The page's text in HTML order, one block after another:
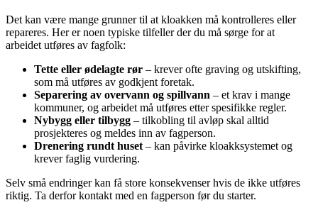
Det kan være mange grunner til at kloakken må kontrolleres eller
repareres. Her er noen typiske tilfeller der du må sørge for at
arbeidet utføres av fagfolk:
Tette eller ødelagte rør – krever ofte graving og utskifting,
som må utføres av godkjent foretak.
Separering av overvann og spillvann – et krav i mange
kommuner, og arbeidet må utføres etter spesifikke regler.
Nybygg eller tilbygg – tilkobling til avløp skal alltid
prosjekteres og meldes inn av fagperson.
Drenering rundt huset – kan påvirke kloakksystemet og
krever faglig vurdering.
Selv små endringer kan få store konsekvenser hvis de ikke utføres
riktig. Ta derfor kontakt med en fagperson før du starter.